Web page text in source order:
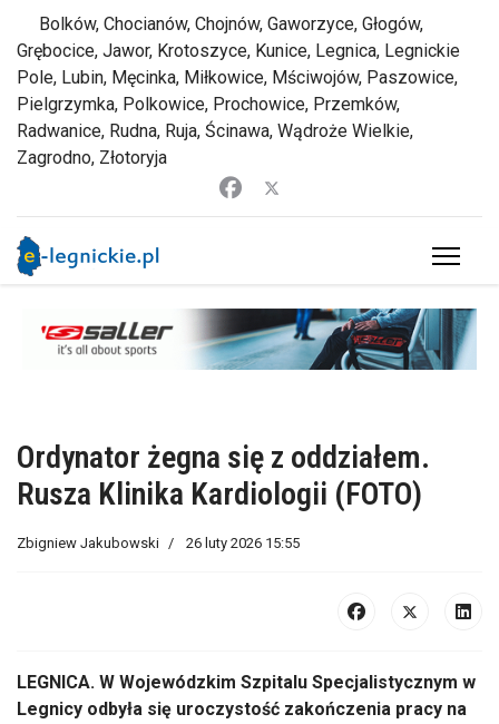
Bolków, Chocianów, Chojnów, Gaworzyce, Głogów,
Grębocice, Jawor, Krotoszyce, Kunice, Legnica, Legnickie
Pole, Lubin, Męcinka, Miłkowice, Mściwojów, Paszowice,
Pielgrzymka, Polkowice, Prochowice, Przemków,
Radwanice, Rudna, Ruja, Ścinawa, Wądroże Wielkie,
Zagrodno, Złotoryja
Ordynator żegna się z oddziałem.
Rusza Klinika Kardiologii (FOTO)
Zbigniew Jakubowski 26 luty 2026 15:55
LEGNICA. W Wojewódzkim Szpitalu Specjalistycznym w
Legnicy odbyła się uroczystość zakończenia pracy na